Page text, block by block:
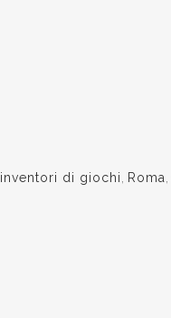
inventori di giochi Roma